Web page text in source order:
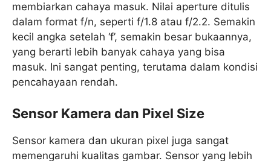
membiarkan cahaya masuk. Nilai aperture ditulis
dalam format f/n, seperti f/1.8 atau f/2.2. Semakin
kecil angka setelah ‘f’, semakin besar bukaannya,
yang berarti lebih banyak cahaya yang bisa
masuk. Ini sangat penting, terutama dalam kondisi
pencahayaan rendah.
Sensor Kamera dan Pixel Size
Sensor kamera dan ukuran pixel juga sangat
memengaruhi kualitas gambar. Sensor yang lebih